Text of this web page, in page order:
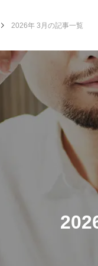
2026年 3月の記事一覧